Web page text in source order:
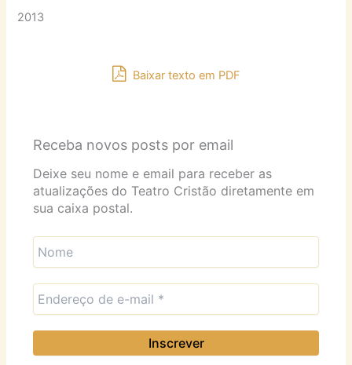
2013
Baixar texto em PDF
Receba novos posts por email
Deixe seu nome e email para receber as
atualizações do Teatro Cristão diretamente em
sua caixa postal.